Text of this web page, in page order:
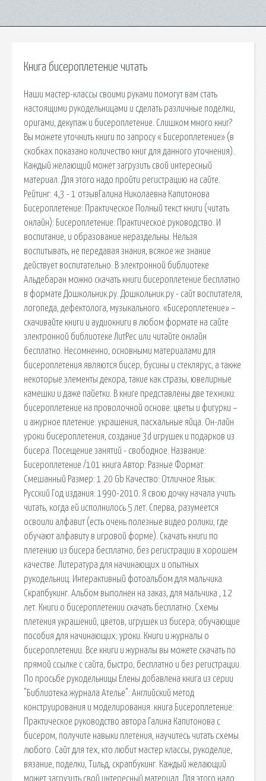
Книга бисероплетение читать
Наши мастер-классы своими руками помогут вам стать
настоящими рукодельницами и сделать различные поделки,
оригами, декупаж и бисероплетение. Слишком много книг?
Вы можете уточнить книги по запросу « Бисероплетение» (в
скобках показано количество книг для данного уточнения).
Каждый желающий может загрузить свой интересный
материал. Для этого надо пройти регистрацию на сайте.
Рейтинг: 4,3 - 1 отзывГалина Николаевна Капитонова
Бисероплетение: Практическое Полный текст книги (читать
онлайн): Бисероплетение: Практическое руководство. И
воспитание, и образование нераздельны. Нельзя
воспитывать, не передавая знания, всякое же знание
действует воспитательно. В электронной библиотеке
Альдебаран можно скачать книги бисероплетение бесплатно
в формате Дошкольник.ру. Дошкольник.ру - сайт воспитателя,
логопеда, дефектолога, музыкального. «Бисероплетение» –
скачивайте книги и аудиокниги в любом формате на сайте
электронной библиотеке ЛитРес или читайте онлайн
бесплатно. Несомненно, основными материалами для
бисероплетения являются бисер, бусины и стеклярус, а также
некоторые элементы декора, такие как стразы, ювелирные
камешки и даже пайетки. В книге представлены две техники:
бисероплетение на проволочной основе: цветы и фигурки –
и ажурное плетение: украшения, пасхальные яйца. Он-лайн
уроки бисероплетения, создание 3d игрушек и подарков из
бисера. Посещение занятий - свободное. Название:
Бисероплетение /101 книга Автор: Разные Формат:
Смешанный Размер: 1.20 Gb Качество: Отличное Язык:
Русский Год издания: 1990-2010. Я свою дочку начала учить
читать, когда ей исполнилось 5 лет. Сперва, разумеется
освоили алфавит (есть очень полезные видео ролики, где
обучают алфавиту в игровой форме). Скачать книги по
плетению из бисера бесплатно, без регистрации в хорошем
качестве. Литература для начинающих и опытных
рукодельниц. Интерактивный фотоальбом для мальчика.
Скрапбукинг. Альбом выполнен на заказ, для мальчика , 12
лет. Книги о бисероплетении скачать бесплатно. Схемы
плетения украшений, цветов, игрушек из бисера; обучающие
пособия для начинающих; уроки. Книги и журналы о
бисероплетении. Все книги и журналы вы можете скачать по
прямой ссылке с сайта, быстро, бесплатно и без регистрации.
По просьбе рукодельницы Елены добавлена книга из серии
"Библиотека журнала Ателье": Английский метод
конструирования и моделирования. книга Бисероплетение:
Практическое руководство автора Галина Капитонова с
бисером, получите навыки плетения, научитесь читать схемы
любого. Сайт для тех, кто любит мастер классы, рукоделие,
вязание, поделки, Тильд, скрапбукинг. Каждый желающий
может загрузить свой интересный материал. Для этого надо